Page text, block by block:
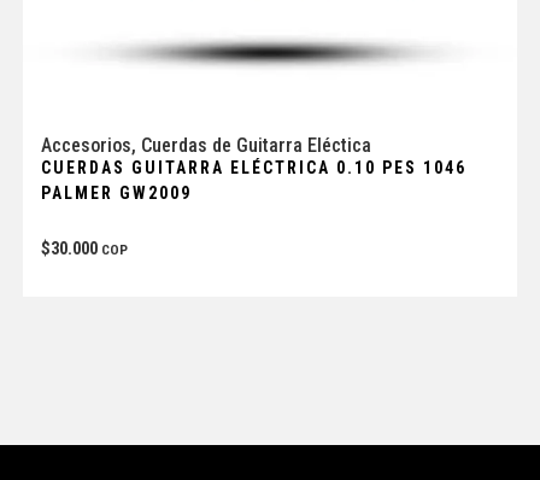
Accesorios, Cuerdas de Guitarra Eléctica
CUERDAS GUITARRA ELÉCTRICA 0.10 PES 1046
PALMER GW2009
$30.000 COP